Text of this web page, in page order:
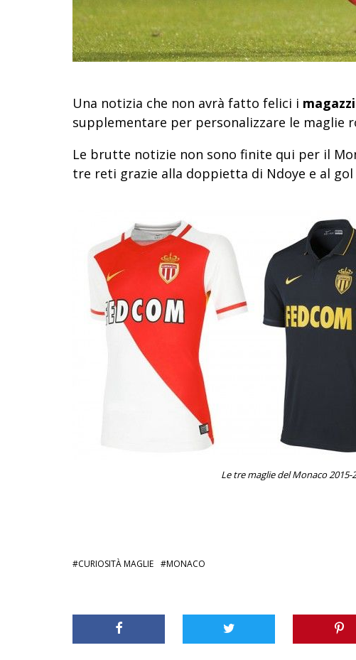
Una notizia che non avrà fatto felici i
supplementare per personalizzare le maglie
Le brutte notizie non sono finite qui per il
tre reti grazie alla doppietta di Ndoye e al gol
Le tre maglie del Monaco 2015-
CURIOSITÀ MAGLIE MONACO